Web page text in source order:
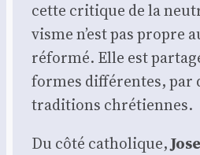
cette cri­tique de la
visme n’est pas propre
réfor­mé. Elle est
formes dif­fé­rentes, par
tra­di­tions chré­tiennes.
Du côté catho­lique,